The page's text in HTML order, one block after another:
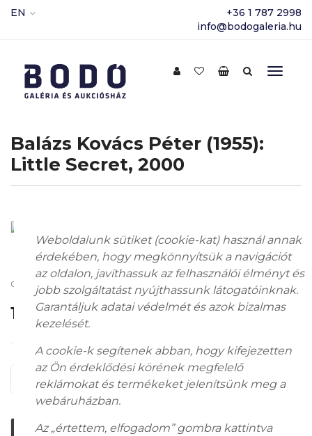
EN
+36 1 787 2998
info@bodogaleria.hu
Balázs Kovács Péter (1955):
Little Secret, 2000
oil on canvas; 30 x 45 cm; Signed lower right: KPB
112 000Ft
ADD TO CART
Ask a Question
Weboldalunk sütiket (cookie-kat) használ annak
érdekében, hogy megkönnyítsük a navigációt
az oldalon, javíthassuk az felhasználói élményt és
jobb szolgáltatást nyújthassunk látogatóinknak.
Garantáljuk adatai védelmét és azok bizalmas
kezelését.
A cookie-k segítenek abban, hogy kifejezetten
az Ön érdeklődési körének megfelelő
reklámokat és termékeket jelenítsünk meg a
webáruházban.
Az „értettem, elfogadom” gombra kattintva